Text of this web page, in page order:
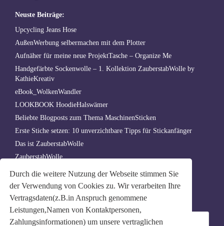
Durch die weitere Nutzung der Webseite stimmen Sie
der Verwendung von Cookies zu. Wir verarbeiten Ihre
Vertragsdaten(z.B.in Anspruch genommene
Leistungen,Namen von Kontaktpersonen,
Zahlungsinformationen) um unsere vertraglichen
Neuste Beiträge:
Upcycling Jeans Hose
AußenWerbung selbermachen mit dem Plotter
Aufnäher für meine neue ProjektTasche – Organize Me
Handgefärbte Sockenwolle – 1. Kollektion ZauberstabWolle by
KathieKreativ
eBook_WolkenWandler
LOOKBOOK HoodieHalswämer
Beliebte Blogposts zum Thema MaschinenSticken
Erste Stiche setzen: 10 unverzichtbare Tipps für Stickanfänger
Das ist ZauberstabWolle
ZauberstabWolle
Stickdateien erstellen lassen – Digitalisierung & Punchen
Archiv
Archiv